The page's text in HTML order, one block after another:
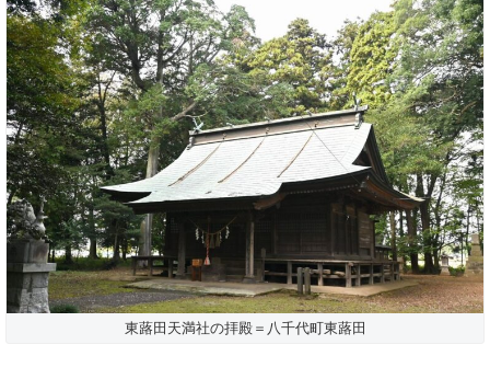
東蕗田天満社の拝殿＝八千代町東蕗田